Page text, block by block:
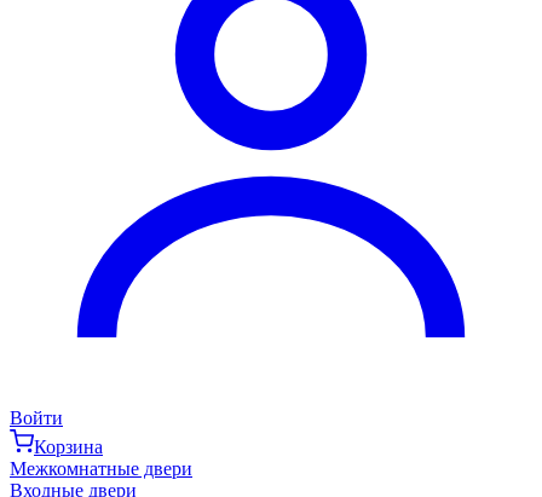
Войти
Корзина
Межкомнатные двери
Входные двери